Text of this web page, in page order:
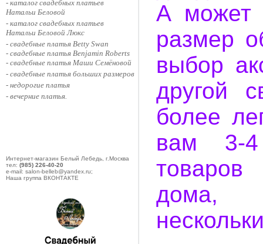
- каталог свадебных платьев
Натальи Беловой
- каталог свадебных платьев
Натальи Белoвой Люкс
- свадебные платья Betty Swan
- свадебные платья Benjamin Roberts
- свадебные платья Маши Семёновой
- свадебные платья больших размеров
- недорогие платья
- вечерние платья.
Интернет-магазин Белый Лебедь, г.Москва
тел: (985) 226-40-20
e-mail: salon-belleb@yandex.ru;
Наша группа ВКОНТАКТЕ
А может
размер
выбор
другой
более
вам 3-
дома,